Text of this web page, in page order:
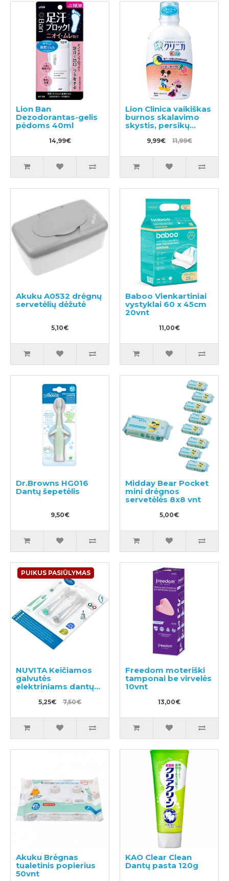
Lion Ban
Dezodorantas-gelis
pėdoms 40ml
14,99€
Lion Clinica vaikiškas
burnos skalavimo
skystis, persikų
skonio 250ml
9,99€ 11,99€
Akuku A0532 drėgnų
servetėlių dėžutė
5,10€
Baboo Vienkartiniai
vystyklai 60 x 45cm
20vnt
11,00€
Dr.Browns HG016
Dantų šepetėlis
9,50€
Midday Bear Pocket
mini drėgnos
servetėlės 8x8 vnt
5,00€
PUIKUS PASIŪLYMAS
NUVITA Keičiamos
galvutės
elektriniams dantų
šepetėliams ir 12m +
5,25€ 7,50€
Freedom moteriški
tamponai be virvelės
10vnt
13,00€
Akuku Вrėgnas
tualetinis popierius
50vnt
KAO Clear Clean
Dantų pasta 120g